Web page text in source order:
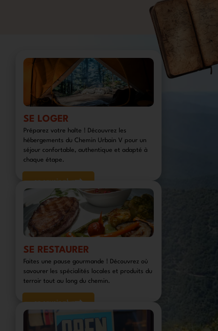
SE LOGER
Préparez votre halte ! Découvrez les
hébergements du Chemin Urbain V pour un
séjour confortable, authentique et adapté à
chaque étape.
en savoir plus
SE RESTAURER
Faites une pause gourmande ! Découvrez où
savourer les spécialités locales et produits du
terroir tout au long du chemin.
en savoir plus